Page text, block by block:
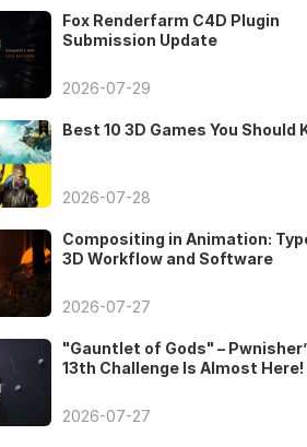
Fox Renderfarm C4D Plugin
Submission Update
2026-07-29
Best 10 3D Games You Should
2026-07-28
Compositing in Animation:
3D Workflow and Software
2026-07-27
"Gauntlet of Gods" –
13th Challenge Is Almost Here!
2026-07-27